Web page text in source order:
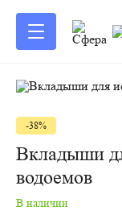
-38%
Вкладыши
водоемов
В наличии